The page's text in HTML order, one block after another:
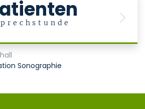
Next
Stoffwechselerkrankungen
Sonographie